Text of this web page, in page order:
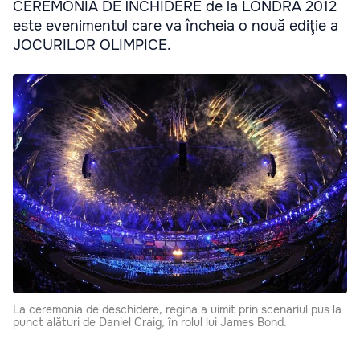
CEREMONIA DE ÎNCHIDERE de la LONDRA 2012
este evenimentul care va încheia o nouă ediţie a
JOCURILOR OLIMPICE.
La ceremonia de deschidere, regina a uimit prin scenariul pus la
punct alături de Daniel Craig, în rolul lui James Bond.